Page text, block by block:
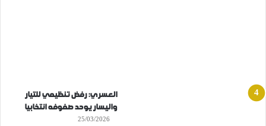
العسري: رفض تنظيمي للتيار
واليسار يوحد صفوفه انتخابيا
25/03/2026